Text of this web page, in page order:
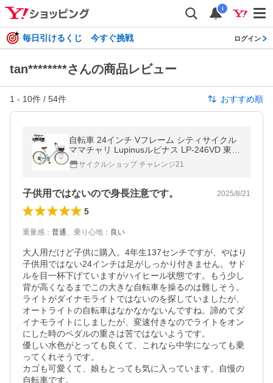
i
毎日引けるくじ 今すぐ挑戦 ログイン
tan********さんの商品レビュー
1 - 10件 / 54件 おすすめ順
自転車 24インチ Vフレーム シティサイクル
ママチャリ Lupinusルピナス LP-246VD 東
京・神奈川・大阪送料無料！
サイクルショップ チャレンジ21
子供用ではないので身長注意です。 2025/8/21
5
重量感 ： 普通、 乗り心地 ： 良い
大人用だけど子供に購入。4年生137センチですが、やはり
子供用ではない24インチは足がしっかり付きません。サド
ルを目一杯下げていますがハイヒール状態です。もう少し
背が高くなるまでこの大きな自転車を操るのは難しそう。
ライトがダイナモライトではないのを探していましたが、
オートライトの自転車はなかなかないんですね。諦めてダ
イナモライトにしましたが、変速付きなのでライトをオン
にした時のペダルの重さは苦ではないようです。
優しい水色がとっても良くて、これなら中学になっても乗
ってくれそうです。
カゴも可愛くて、娘もとっても気に入っています。自慢の